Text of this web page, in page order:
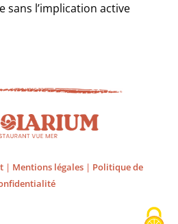
sans l’implication active
| Mentions légales| Politique de